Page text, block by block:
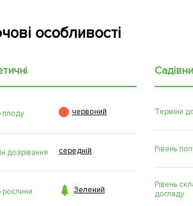
особливості
плоду  червоний
дозрівання середній
рослини  Зелений
Терміни
Рівень
Рівень
догляду